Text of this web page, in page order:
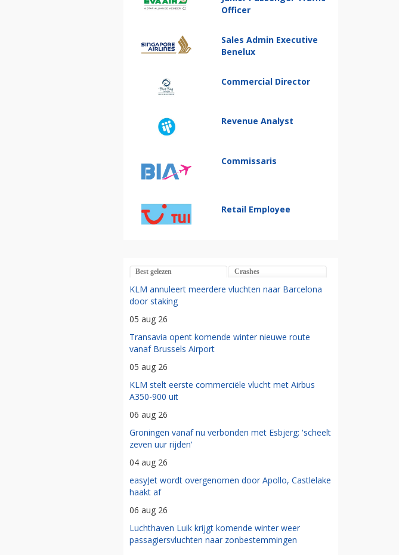
Officer
Sales Admin Executive
Benelux
Commercial Director
Revenue Analyst
Commissaris
Retail Employee
Best gelezen Crashes
KLM annuleert meerdere vluchten naar Barcelona
door staking
05 aug 26
Transavia opent komende winter nieuwe route
vanaf Brussels Airport
05 aug 26
KLM stelt eerste commerciële vlucht met Airbus
A350-900 uit
06 aug 26
Groningen vanaf nu verbonden met Esbjerg: 'scheelt
zeven uur rijden'
04 aug 26
easyJet wordt overgenomen door Apollo, Castlelake
haakt af
06 aug 26
Luchthaven Luik krijgt komende winter weer
passagiersvluchten naar zonbestemmingen